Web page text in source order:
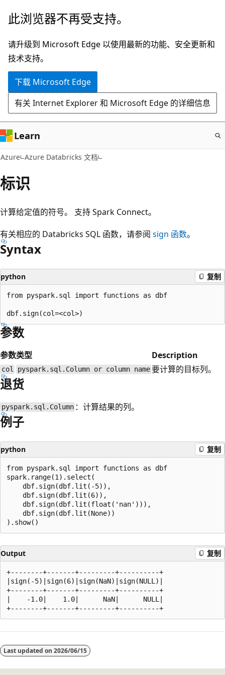
跳
主
要
内
此浏览器不再受支持。
请升级到 Microsoft Edge 以使用最新的功能、安全更新和
技术支持。
下载 Microsoft Edge
有关 Internet Explorer 和 Microsoft Edge 的详细信息
Learn
Azure Azure Databricks 文档
标识
计算给定值的符号。 支持 Spark Connect。
有关相应的 Databricks SQL 函数，请参阅 sign 函数。
Syntax
python 复制
from pyspark.sql import functions as dbf
参数
参数类型 Description
col pyspark.sql.Column or column name 要计算的目标列。
退货
pyspark.sql.Column ：计算结果的列。
例子
python 复制
from pyspark.sql import functions as dbf
spark.range(1).select(
    dbf.sign(dbf.lit(-5)),
    dbf.sign(dbf.lit(6)),
    dbf.sign(dbf.lit(float('nan'))),
    dbf.sign(dbf.lit(None))
Output 复制
+--------+-------+---------+----------+
|sign(-5)|sign(6)|sign(NaN)|sign(NULL)|
+--------+-------+---------+----------+
|    -1.0|    1.0|      NaN|      NULL|
模
式
Last updated on 2026/06/15